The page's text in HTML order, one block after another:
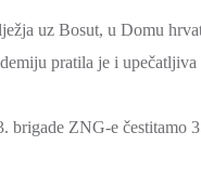
uz Bosut, u Domu
pratila je i
brigade ZNG-e